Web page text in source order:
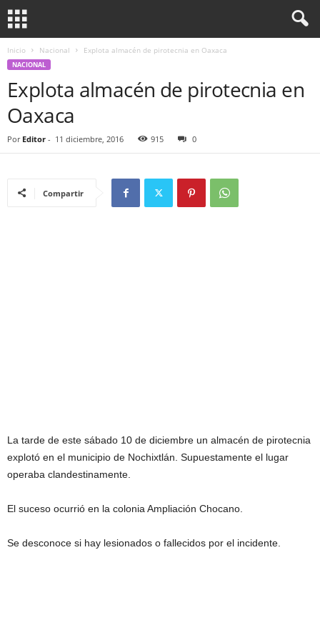
Inicio Nacional Explota almacén de pirotecnia en Oaxaca
NACIONAL
Explota almacén de pirotecnia en
Oaxaca
Por Editor - 11 diciembre, 2016 915 0
Compartir
La tarde de este sábado 10 de diciembre un almacén de pirotecnia
explotó en el municipio de Nochixtlán. Supuestamente el lugar
operaba clandestinamente.
El suceso ocurrió en la colonia Ampliación Chocano.
Se desconoce si hay lesionados o fallecidos por el incidente.